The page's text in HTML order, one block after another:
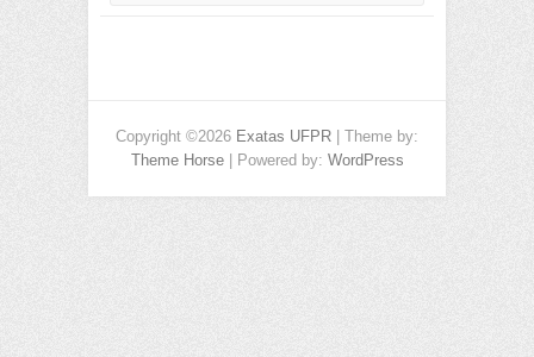
Copyright ©2026 Exatas UFPR | Theme by:
Theme Horse| Powered by: WordPress